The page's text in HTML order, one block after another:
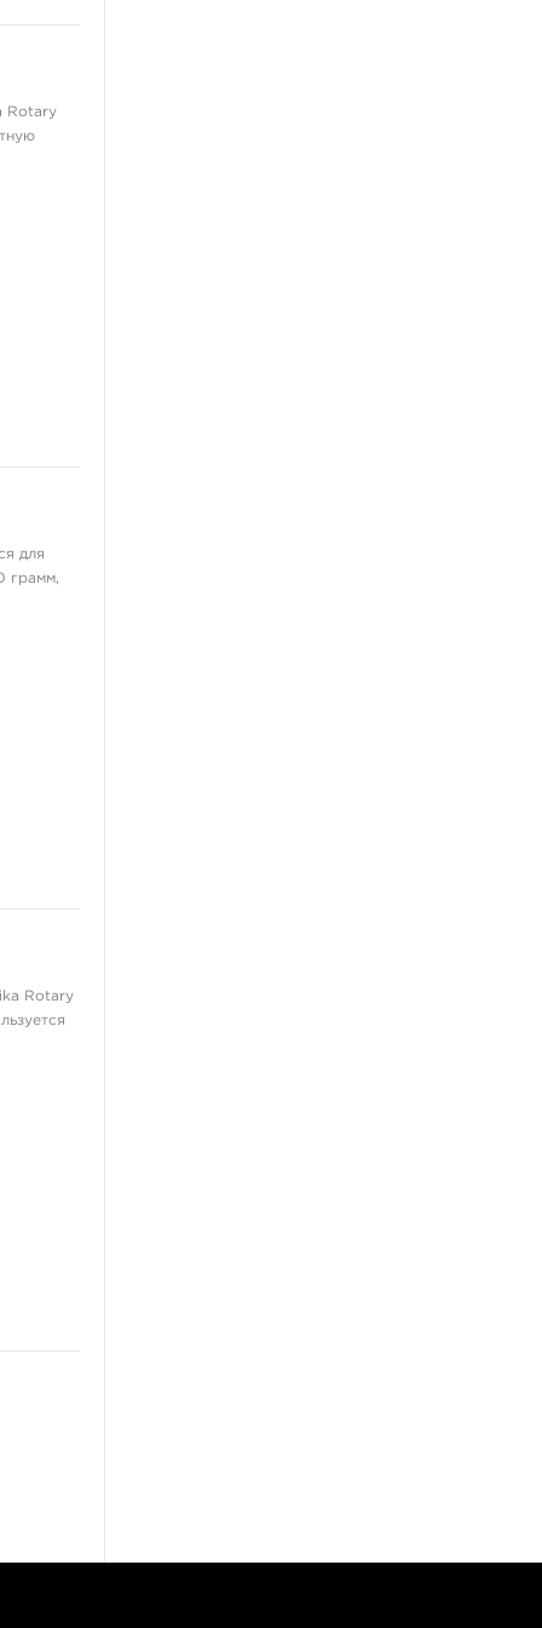
Rotary
для
грамм,
Rotary